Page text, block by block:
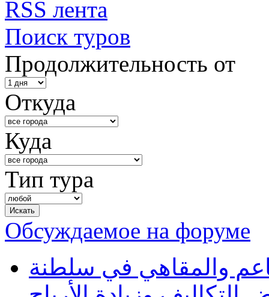
RSS лента
Поиск туров
Продолжительность от
Откуда
Куда
Тип тура
Обсуждаемое на форуме
والمقاهي في سلطنة